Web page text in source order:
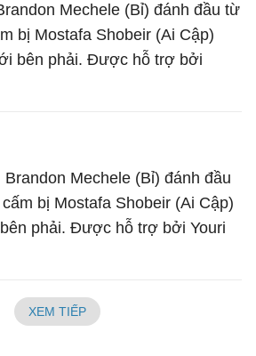
Mechele (Bỉ) đánh đầu từ
bị Mostafa Shobeir (Ai Cập)
bên phải. Được hỗ trợ bởi
Mechele (Bỉ) đánh đầu
bị Mostafa Shobeir (Ai Cập)
phải. Được hỗ trợ bởi Youri
XEM TIẾP